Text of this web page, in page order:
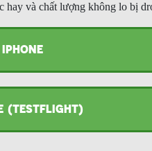
hay và chất lượng không lo bị
(TESTFLIGHT)